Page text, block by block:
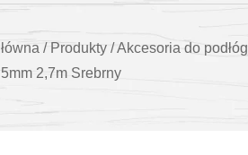
/ Produkty /Akcesoria do podłóg
2,7m Srebrny